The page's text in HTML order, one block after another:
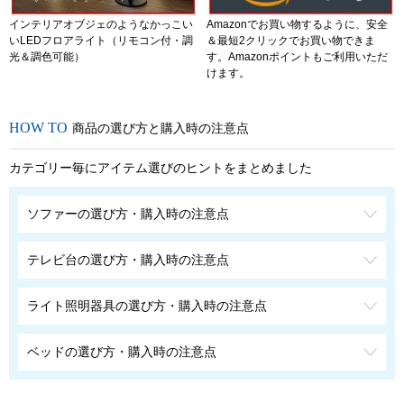
インテリアオブジェのようなかっこい
いLEDフロアライト（リモコン付・調
光＆調色可能）
Amazonでお買い物するように、安全
＆最短2クリックでお買い物できま
す。Amazonポイントもご利用いただ
けます。
商品の選び方と購入時の注意点
カテゴリー毎にアイテム選びのヒントをまとめました
ソファーの選び方・購入時の注意点
テレビ台の選び方・購入時の注意点
ライト照明器具の選び方・購入時の注意点
ベッドの選び方・購入時の注意点